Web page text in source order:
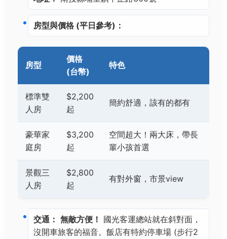
房型與價格 (平日參考)：
房型
價格
(台幣)
特色
標準雙
人房
$2,200
起
簡約舒適，該有的都有
豪華家
庭房
$3,200
起
空間超大！兩大床，帶長
輩小孩首選
景觀三
人房
$2,800
起
有對外窗，市景view
交通： 無敵方便！ 國光客運總站就在斜對面，
沒開車旅客的福音。飯店有特約停車場 (步行2